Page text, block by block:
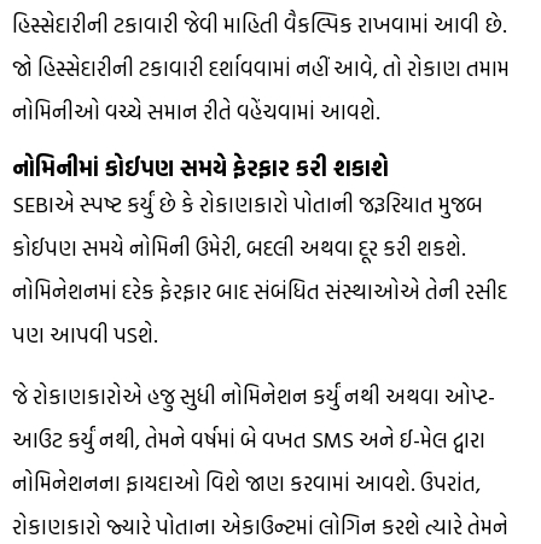
હિસ્સેદારીની ટકાવારી જેવી માહિતી વૈકલ્પિક રાખવામાં આવી છે.
જો હિસ્સેદારીની ટકાવારી દર્શાવવામાં નહીં આવે, તો રોકાણ તમામ
નોમિનીઓ વચ્ચે સમાન રીતે વહેંચવામાં આવશે.
નોમિનીમાં કોઈપણ સમયે ફેરફાર કરી શકાશે
SEBIએ સ્પષ્ટ કર્યું છે કે રોકાણકારો પોતાની જરૂરિયાત મુજબ
કોઈપણ સમયે નોમિની ઉમેરી, બદલી અથવા દૂર કરી શકશે.
નોમિનેશનમાં દરેક ફેરફાર બાદ સંબંધિત સંસ્થાઓએ તેની રસીદ
પણ આપવી પડશે.
જે રોકાણકારોએ હજુ સુધી નોમિનેશન કર્યું નથી અથવા ઓપ્ટ-
આઉટ કર્યું નથી, તેમને વર્ષમાં બે વખત SMS અને ઈ-મેલ દ્વારા
નોમિનેશનના ફાયદાઓ વિશે જાણ કરવામાં આવશે. ઉપરાંત,
રોકાણકારો જ્યારે પોતાના એકાઉન્ટમાં લોગિન કરશે ત્યારે તેમને